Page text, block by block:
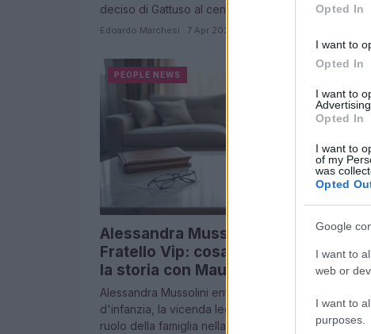
Opted In
I want to
Opted In
I want to
Advertising.
Opted In
I want to
of my
was
Opted
Google
I want to
web or
I want to
purposes.
deciso di Gattuso al centro delle polemiche
Edoardo Marchesi · 7 Apr 2026
PEOPLE NEWS
Alessandra Mussolini a Grande
Fratello Vip: cosa si nasconde dietro
la storia con Mauro Floriani
Alessandra Mussolini entra nella Casa: tra ricordi
d'infanzia, la vicenda legata a Mauro Floriani e il
ruolo della famiglia nella sua narrativa…